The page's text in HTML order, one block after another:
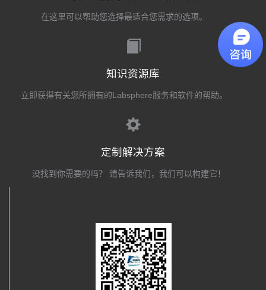
在这里可以帮助您选择最适合您需求的选项。
知识资源库
立即获得有关您所拥有的Labsphere服务和软件的帮助。
定制解决方案
没找到你需要的吗？ 请告诉我们，我们可以构建它！